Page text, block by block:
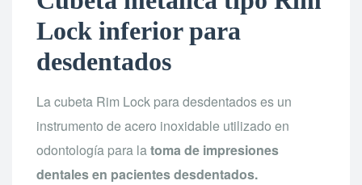
Lock inferior para
desdentados
La cubeta Rim Lock para desdentados es un
instrumento de acero inoxidable utilizado en
odontología para latoma de impresiones
dentales en pacientes desdentados.